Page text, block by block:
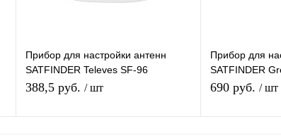
Прибор для настройки антенн
SATFINDER Televes SF-96
измеритель спутникового сигнала c
388,5 руб. / шт
Прибор для
SATFINDER
стрелочный
690 руб. / шт